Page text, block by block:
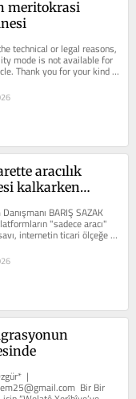
meritokrasi
technical or legal reasons,
mode is not available for
Thank you for your kind
aracılık
kalkarken…
BARIŞ SAZAK
"sa­dece aracı"
internetin ticari ölçe­ğe
ilk...
|
Bir Bir